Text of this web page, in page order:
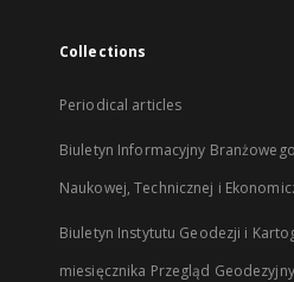
Collections
Periodical articles
Biuletyn Informacyjny
Naukowej, Technicznej i
Biuletyn Instytutu Geodezji i
miesięcznika Przegląd Geodezyjny